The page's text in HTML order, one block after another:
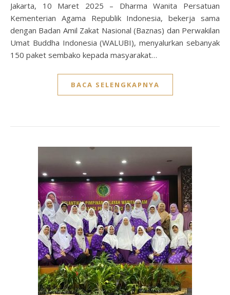
Jakarta, 10 Maret 2025 – Dharma Wanita Persatuan
Kementerian Agama Republik Indonesia, bekerja sama
dengan Badan Amil Zakat Nasional (Baznas) dan Perwakilan
Umat Buddha Indonesia (WALUBI), menyalurkan sebanyak
150 paket sembako kepada masyarakat…
BACA SELENGKAPNYA